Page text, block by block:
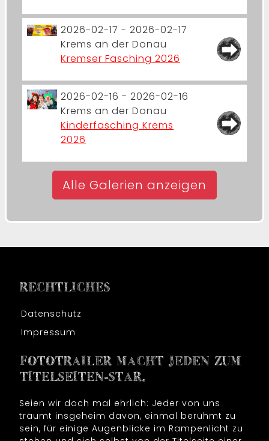
2026-02-17 - 2026-02-17
Krems an der Donau
Kremser Fasching 2026
2026-02-16 - 2026-02-16
Krems an der Donau
Kinderfasching Krems
2026
Alle Galerien anzeigen
RECHTLICHES
Datenschutz
Impressum
FOTOTRAILER MACHT JEDEN ZUM
TITELSEITEN-STAR.
Seien wir doch mal ehrlich: Jeder von uns
träumt insgeheim davon, einmal berühmt zu
sein, für einige Augenblicke im Rampenlicht zu